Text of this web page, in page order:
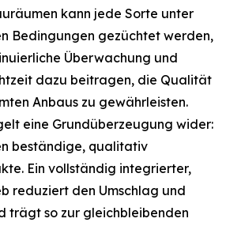
kann jede Sorte unter
Bedingungen gezüchtet werden,
Überwachung und
dazu beitragen, die Qualität
Anbaus zu gewährleisten.
eine Grundüberzeugung wider:
beständige, qualitativ
Ein vollständig integrierter,
reduziert den Umschlag und
trägt so zur gleichbleibenden